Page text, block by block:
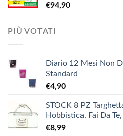
€3,90.
€94,90
PIÙ VOTATI
Diario 12 Mesi Non
Standard
€4,90
STOCK 8 PZ
Hobbistica, Fai Da
€8,99